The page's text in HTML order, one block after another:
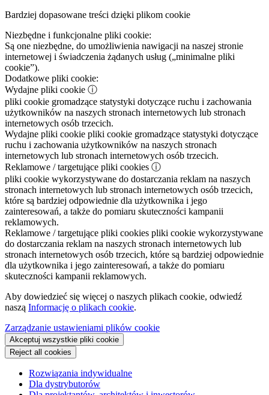
Bardziej dopasowane treści dzięki plikom cookie
Niezbędne i funkcjonalne pliki cookie:
Są one niezbędne, do umożliwienia nawigacji na naszej stronie
internetowej i świadczenia żądanych usług („minimalne pliki
cookie”).
Dodatkowe pliki cookie:
Wydajne pliki cookie ⓘ
pliki cookie gromadzące statystyki dotyczące ruchu i zachowania
użytkowników na naszych stronach internetowych lub stronach
internetowych osób trzecich.
Wydajne pliki cookie pliki cookie gromadzące statystyki dotyczące
ruchu i zachowania użytkowników na naszych stronach
internetowych lub stronach internetowych osób trzecich.
Reklamowe / targetujące pliki cookies ⓘ
pliki cookie wykorzystywane do dostarczania reklam na naszych
stronach internetowych lub stronach internetowych osób trzecich,
które są bardziej odpowiednie dla użytkownika i jego
zainteresowań, a także do pomiaru skuteczności kampanii
reklamowych.
Reklamowe / targetujące pliki cookies pliki cookie wykorzystywane
do dostarczania reklam na naszych stronach internetowych lub
stronach internetowych osób trzecich, które są bardziej odpowiednie
dla użytkownika i jego zainteresowań, a także do pomiaru
skuteczności kampanii reklamowych.
Aby dowiedzieć się więcej o naszych plikach cookie, odwiedź
naszą Informację o plikach cookie.
Zarządzanie ustawieniami plików cookie
Akceptuj wszystkie pliki cookie
Reject all cookies
Rozwiązania indywidualne
Dla dystrybutorów